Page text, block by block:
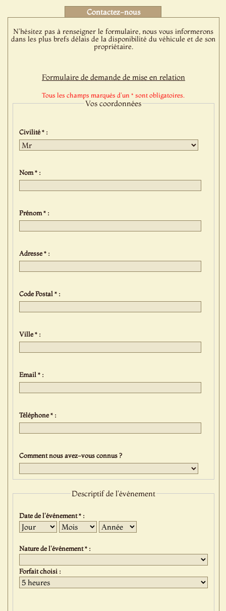
Contactez-nous
N'hésitez pas à renseigner le formulaire, nous vous informerons
dans les plus brefs délais de la disponibilité du véhicule et de son
propriétaire.
Formulaire de demande de mise en relation
Tous les champs marqués d'un * sont obligatoires.
Vos coordonnées
Civilité * :
Nom * :
Prénom * :
Adresse * :
Code Postal * :
Ville * :
Email * :
Téléphone * :
Comment nous avez-vous connus ?
Descriptif de l'événement
Date de l'événement * :
Jour Mois Année
Nature de l'événement * :
Forfait choisi :